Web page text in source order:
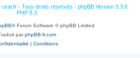
- Tous droits réservés - phpBB Version 3.3.8
PHP 8.3
® Forum Software © phpBB Limited
parphpBB-fr.com
| Conditions